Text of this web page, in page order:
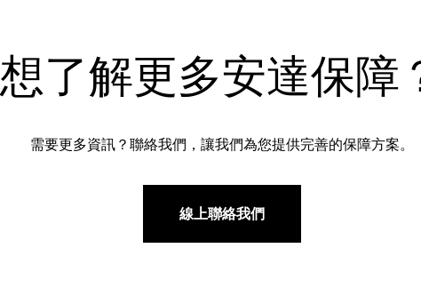
想了解更多安達保障
需要更多資訊？聯絡我們，讓我們為您提供完善的保障方案。
線上聯絡我們